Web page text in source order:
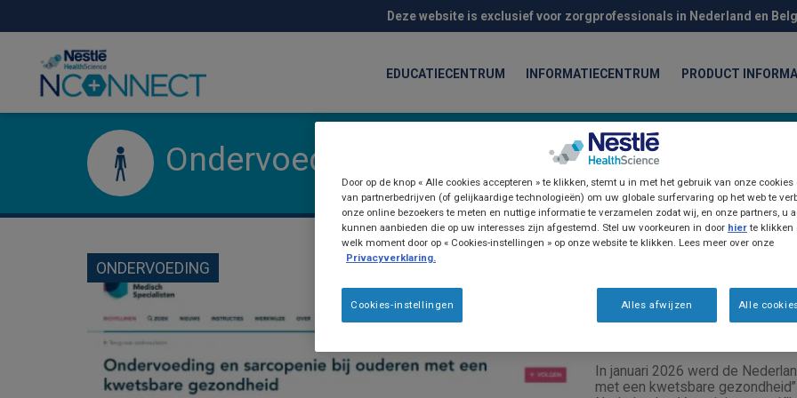
Deze website is exclusief voor zorgprofessionals in Nederland en
EDUCATIECENTRUM INFORMATIECENTRUM PRODUCT
Ondervoeding
ONDERVOEDING
Herziene
In januari 2026 werd de
met een kwetsbare
Door op de knop « Alle cookies accepteren » te klikken, stemt u in met het gebruik van onze cookies
van partnerbedrijven (of gelijkaardige technologieën) om uw globale surfervaring op het web te
onze online bezoekers te meten en nuttige informatie te verzamelen zodat wij, en onze partners, u
kunnen aanbieden die op uw interesses zijn afgestemd. Stel uw voorkeuren in door hierte klikken
welk moment door op « Cookies-instellingen » op onze website te klikken. Lees meer over onze
Privacyverklaring.
Alles afwijzen Alle
Cookies-instellingen